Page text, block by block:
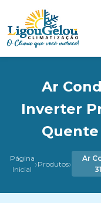
Ar
Inverter
Quente
Página
Inicial ›Produtos›
Ar